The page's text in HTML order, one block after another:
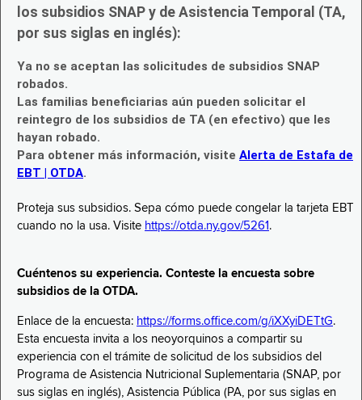
los subsidios SNAP y de Asistencia Temporal (TA,
por sus siglas en inglés):
Ya no se aceptan las solicitudes de subsidios SNAP
robados.
Las familias beneficiarias aún pueden solicitar el
reintegro de los subsidios de TA (en efectivo) que les
hayan robado.
Para obtener más información, visite Alerta de Estafa de
EBT | OTDA.
Proteja sus subsidios. Sepa cómo puede congelar la tarjeta EBT
cuando no la usa. Visite https://otda.ny.gov/5261 .
Cuéntenos su experiencia. Conteste la encuesta sobre
subsidios de la OTDA.
Enlace de la encuesta: https://forms.office.com/g/iXXyiDETtG.
Esta encuesta invita a los neoyorquinos a compartir su
experiencia con el trámite de solicitud de los subsidios del
Programa de Asistencia Nutricional Suplementaria (SNAP, por
sus siglas en inglés), Asistencia Pública (PA, por sus siglas en